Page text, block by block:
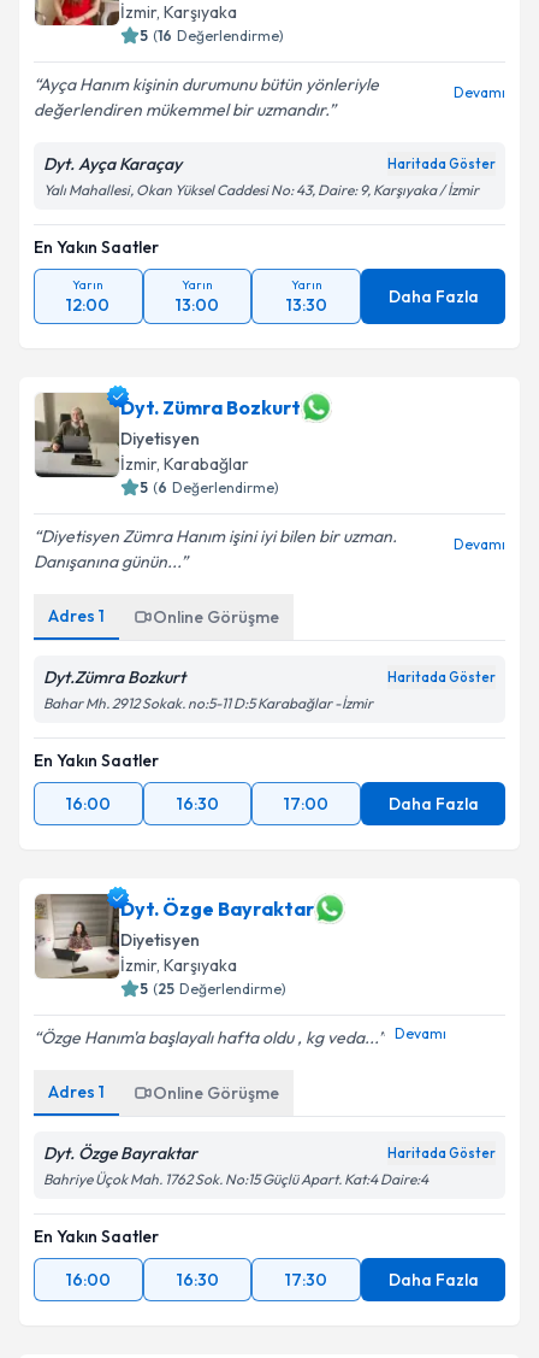
İzmir, Karşıyaka
5 (16 Değerlendirme)
Ayça Hanım kişinin durumunu bütün yönleriyle
değerlendiren mükemmel bir uzmandır.
Devamı
Dyt. Ayça Karaçay Haritada Göster
Yalı Mahallesi, Okan Yüksel Caddesi No: 43, Daire: 9, Karşıyaka / İzmir
En Yakın Saatler
Yarın
12:00
Yarın
13:00
Yarın
13:30 Daha Fazla
Dyt. Zümra Bozkurt
Diyetisyen
İzmir, Karabağlar
5 (6 Değerlendirme)
Diyetisyen Zümra Hanım işini iyi bilen bir uzman.
Danışanına günün...
Devamı
Adres 1 Online Görüşme
Dyt.Zümra Bozkurt Haritada Göster
Bahar Mh. 2912 Sokak. no:5-11 D:5 Karabağlar -İzmir
En Yakın Saatler
16:00
16:30 17:00 Daha Fazla
Dyt. Özge Bayraktar
Diyetisyen
İzmir, Karşıyaka
5 (25 Değerlendirme)
Özge Hanım'a başlayalı hafta oldu , kg veda... Devamı
Adres 1 Online Görüşme
Dyt. Özge Bayraktar Haritada Göster
Bahriye Üçok Mah. 1762 Sok. No:15 Güçlü Apart. Kat:4 Daire:4
En Yakın Saatler
16:00
16:30 17:30 Daha Fazla